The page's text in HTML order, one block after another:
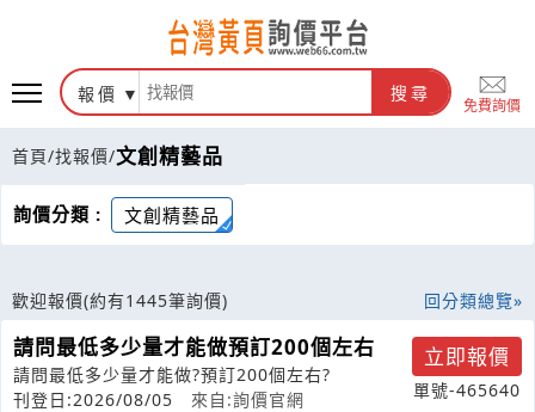
報價 搜尋
免費詢價
首頁/找報價/文創精藝品
詢價分類 : 文創精藝品
歡迎報價(約有1445筆詢價) 回分類總覽
請問最低多少量才能做預訂200個左右
請問最低多少量才能做?預訂200個左右?
刊登日:2026/08/05
來自:詢價官網
立即報價
單號-465640